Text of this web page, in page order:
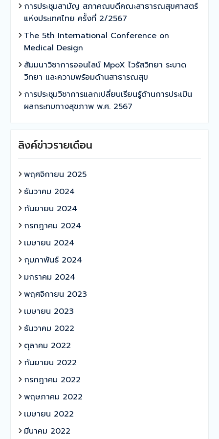
การประชุมสามัญ สภาคณบดีคณะสาธารณสุขศาสตร์
แห่งประเทศไทย ครั้งที่ 2/2567
The 5th International Conference on
Medical Design
สัมมนาวิชาการออนไลน์ MpoX ไวรัสวิทยา ระบาด
วิทยา และความพร้อมด้านสาธารณสุข
การประชุมวิชาการแลกเปลี่ยนเรียนรู้ด้านการประเมิน
ผลกระทบทางสุขภาพ พ.ศ. 2567
ลิงค์ข่าวรายเดือน
พฤศจิกายน 2025
ธันวาคม 2024
กันยายน 2024
กรกฎาคม 2024
เมษายน 2024
กุมภาพันธ์ 2024
มกราคม 2024
พฤศจิกายน 2023
เมษายน 2023
ธันวาคม 2022
ตุลาคม 2022
กันยายน 2022
กรกฎาคม 2022
พฤษภาคม 2022
เมษายน 2022
มีนาคม 2022